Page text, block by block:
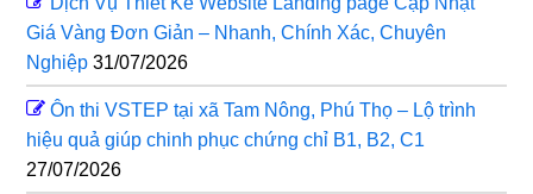
Giá Vàng Đơn Giản – Nhanh, Chính Xác, Chuyên
Nghiệp 31/07/2026
Ôn thi VSTEP tại xã Tam Nông, Phú Thọ – Lộ trình
hiệu quả giúp chinh phục chứng chỉ B1, B2, C1
27/07/2026